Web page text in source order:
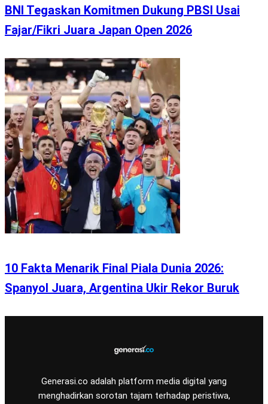
BNI Tegaskan Komitmen Dukung PBSI Usai
Fajar/Fikri Juara Japan Open 2026
10 Fakta Menarik Final Piala Dunia 2026:
Spanyol Juara, Argentina Ukir Rekor Buruk
Generasi.co adalah platform media digital yang
menghadirkan sorotan tajam terhadap peristiwa,